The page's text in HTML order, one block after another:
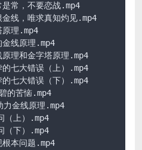
常，不要恋战.mp4
线，唯求真知灼见.mp4
原理 .mp4
线原理 .mp4
理和金字塔原理 .mp4
七大错误（上）
.mp4
七大错误（下）
.mp4
的苦恼.mp4
力金线原理 .mp4
（上）
.mp4
（下）
.mp4
本问题 .mp4